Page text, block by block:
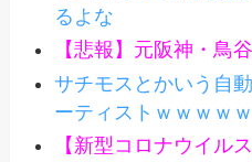
るよな
【悲報】元阪神・鳥
サチモスとかいう自
ーティストｗｗｗｗ
【新型コロナウイル